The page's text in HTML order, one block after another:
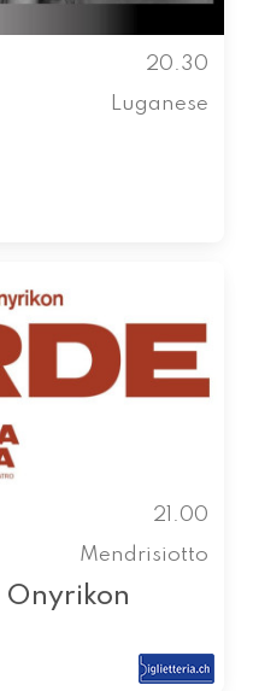
20.30
Luganese
21.00
Mendrisiotto
Onyrikon